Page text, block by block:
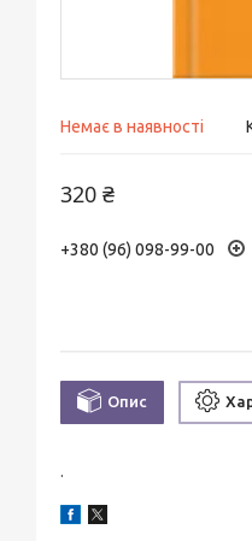
Немає в наявності
320 ₴
+380 (96) 098-99-00
Опис
.